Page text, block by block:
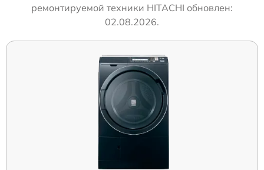
ремонтируемой техники HITACHI обновлен:
02.08.2026.